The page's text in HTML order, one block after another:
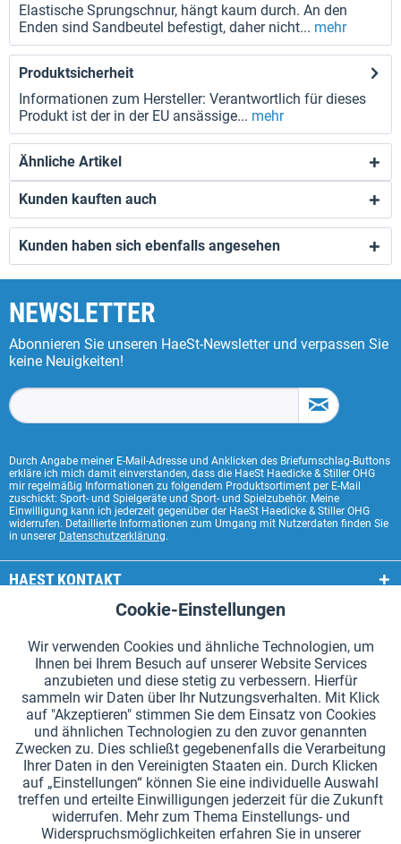
Elastische Sprungschnur, hängt kaum durch. An den
Enden sind Sandbeutel befestigt, daher nicht... mehr
Produktsicherheit
Informationen zum Hersteller: Verantwortlich für dieses
Produkt ist der in der EU ansässige... mehr
Ähnliche Artikel
Kunden kauften auch
Kunden haben sich ebenfalls angesehen
NEWSLETTER
Abonnieren Sie unseren HaeSt-Newsletter und verpassen Sie
keine Neuigkeiten!
Durch Angabe meiner E-Mail-Adresse und Anklicken des Briefumschlag-Buttons
erkläre ich mich damit einverstanden, dass die HaeSt Haedicke & Stiller OHG
mir regelmäßig Informationen zu folgendem Produktsortiment per E-Mail
zuschickt: Sport- und Spielgeräte und Sport- und Spielzubehör. Meine
Einwilligung kann ich jederzeit gegenüber der HaeSt Haedicke & Stiller OHG
widerrufen. Detaillierte Informationen zum Umgang mit Nutzerdaten finden Sie
in unserer Datenschutzerklärung.
HAEST KONTAKT
HAEST SHOP SERVICE
ALLGEMEINE INFORMATIONEN
ZAHLUNGSARTEN
*Alle Preise inkl. Mehrwertsteuer zzgl.Versandkosten.
Cookie-Einstellungen Kataloge anfordern
Lasergravuren auf Staffelstäben Newsletter Über uns
Hilfe und Support Kontakt Versand und Zahlung
Aktiv
Tracking Aktiv
Cookie-Einstellungen
Wir verwenden Cookies und ähnliche Technologien, um
Ihnen bei Ihrem Besuch auf unserer Website Services
anzubieten und diese stetig zu verbessern. Hierfür
sammeln wir Daten über Ihr Nutzungsverhalten. Mit Klick
auf "Akzeptieren" stimmen Sie dem Einsatz von Cookies
und ähnlichen Technologien zu den zuvor genannten
Zwecken zu. Dies schließt gegebenenfalls die Verarbeitung
Ihrer Daten in den Vereinigten Staaten ein. Durch Klicken
auf „Einstellungen“ können Sie eine individuelle Auswahl
treffen und erteilte Einwilligungen jederzeit für die Zukunft
widerrufen. Mehr zum Thema Einstellungs- und
Widerspruchsmöglichkeiten erfahren Sie in unserer